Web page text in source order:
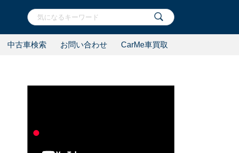
中古車検索 お問い合わせ CarMe車買取